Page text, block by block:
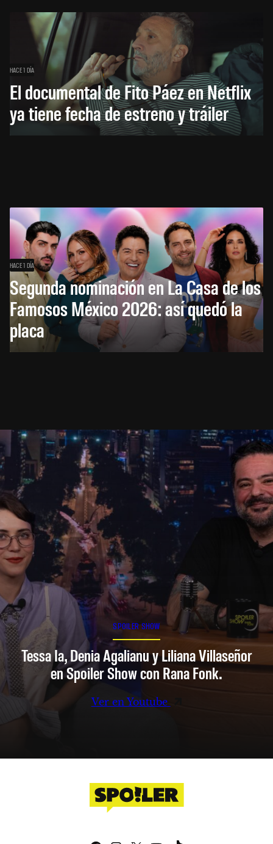
HACE 1 DÍA
El documental de Fito Páez en Netflix
ya tiene fecha de estreno y tráiler
HACE 1 DÍA
Segunda nominación en La Casa de los
Famosos México 2026: así quedó la
placa
SPOILER SHOW
Tessa Ia, Denia Agalianu y Liliana Villaseñor
en Spoiler Show con Rana Fonk.
Ver en Youtube
Facebook
Instagram
X YouTube